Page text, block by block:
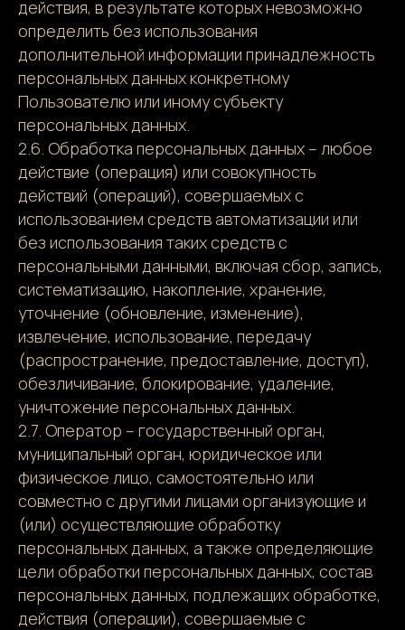
действия, в результате которых невозможно
определить без использования
дополнительной информации принадлежность
персональных данных конкретному
Пользователю или иному субъекту
персональных данных.
2.6. Обработка персональных данных – любое
действие (операция) или совокупность
действий (операций), совершаемых с
использованием средств автоматизации или
без использования таких средств с
персональными данными, включая сбор, запись,
систематизацию, накопление, хранение,
уточнение (обновление, изменение),
извлечение, использование, передачу
(распространение, предоставление, доступ),
обезличивание, блокирование, удаление,
уничтожение персональных данных.
2.7. Оператор – государственный орган,
муниципальный орган, юридическое или
физическое лицо, самостоятельно или
совместно с другими лицами организующие и
(или) осуществляющие обработку
персональных данных, а также определяющие
цели обработки персональных данных, состав
персональных данных, подлежащих обработке,
действия (операции), совершаемые с